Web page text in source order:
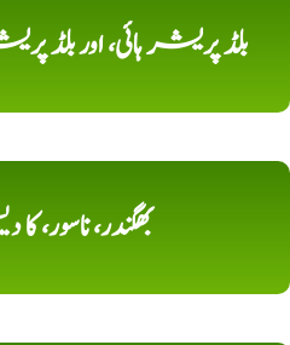
بلڈ پریشر ہائی، اور بلڈ
بھگندر، ناسور،